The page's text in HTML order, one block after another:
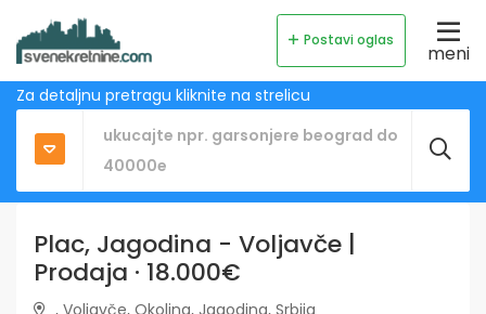
Postavi oglas
meni
Za detaljnu pretragu kliknite na strelicu
Plac, Jagodina - Voljavče |
Prodaja · 18.000€
, Voljavče, Okolina, Jagodina, Srbija